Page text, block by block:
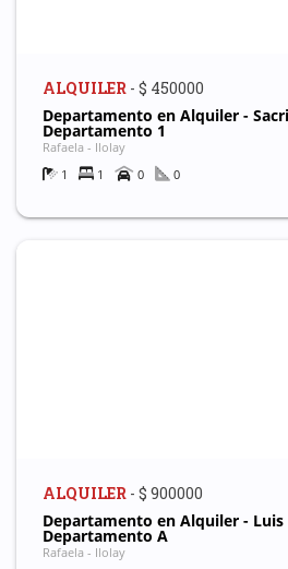
ALQUILER - $ 450000
Departamento en Alquiler -
Departamento 1
Rafaela - Ilolay
1
1 0 0
ALQUILER - $ 900000
Departamento en Alquiler - Luis
Departamento A
Rafaela - Ilolay